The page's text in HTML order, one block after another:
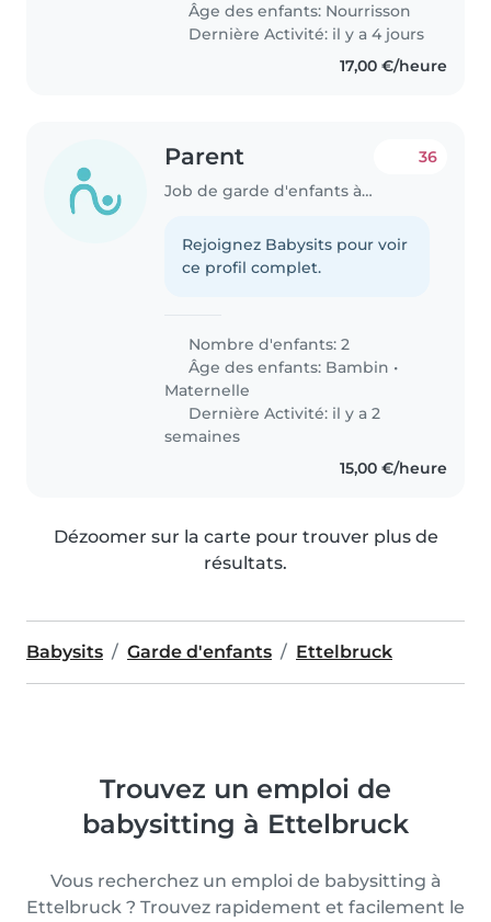
Âge des enfants: Nourrisson
Dernière Activité: il y a 4 jours
17,00 €/heure
Parent
Job de garde d'enfants à Ettelbruck
36
Rejoignez Babysits pour voir
ce profil complet.
Nombre d'enfants: 2
Âge des enfants: Bambin •
Maternelle
Dernière Activité: il y a 2
semaines
15,00 €/heure
Dézoomer sur la carte pour trouver plus de
résultats.
Babysits Garde d'enfants Ettelbruck
Trouvez un emploi de
babysitting à Ettelbruck
Vous recherchez un emploi de babysitting à
Ettelbruck ? Trouvez rapidement et facilement le